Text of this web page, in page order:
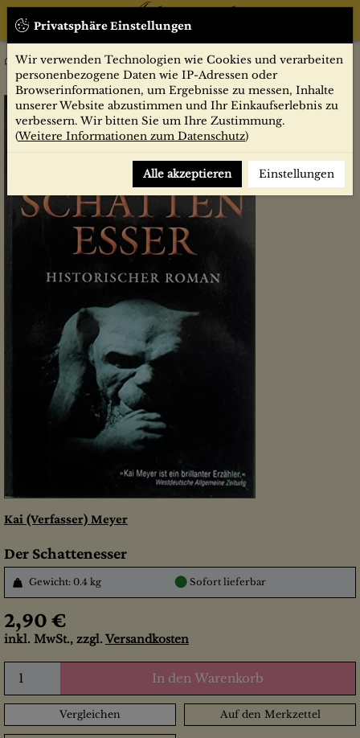
Privatsphäre Einstellungen
Wir verwenden Technologien wie Cookies und verarbeiten
personenbezogene Daten wie IP-Adressen oder
Browserinformationen, um Ergebnisse zu messen, Inhalte
unserer Website abzustimmen und Ihr Einkaufserlebnis zu
verbessern. Wir bitten Sie um Ihre Zustimmung.
(Weitere Informationen zum Datenschutz)
Alle akzeptieren Einstellungen
Belletristik SF/Fantasy Bücher Der Schattenesser
Kai (Verfasser) Meyer
Der Schattenesser
Gewicht: 0.4 kg ● Sofort lieferbar
2,90 €
inkl. MwSt., zzgl. Versandkosten
In den Warenkorb
Vergleichen Auf den Merkzettel